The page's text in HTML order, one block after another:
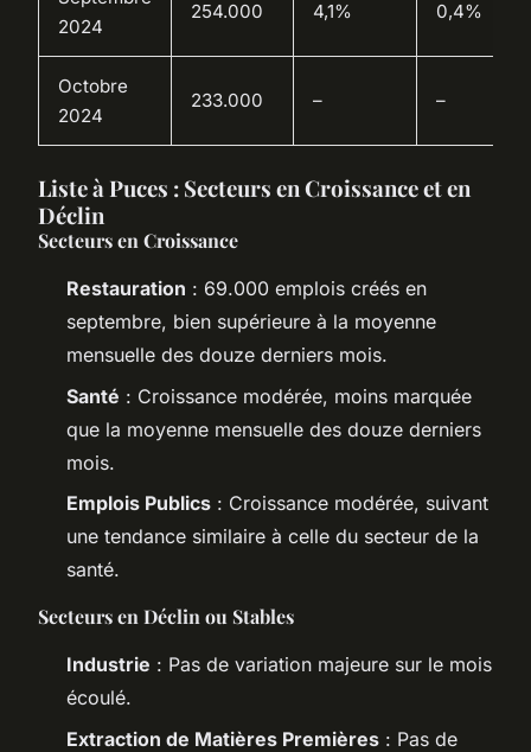
2024
254.000 4,1% 0,4%
Octobre
2024
233.000 – –
Liste à Puces : Secteurs en Croissance et en
Déclin
Secteurs en Croissance
Restauration : 69.000 emplois créés en
septembre, bien supérieure à la moyenne
mensuelle des douze derniers mois.
Santé : Croissance modérée, moins marquée
que la moyenne mensuelle des douze derniers
mois.
Emplois Publics : Croissance modérée, suivant
une tendance similaire à celle du secteur de la
santé.
Secteurs en Déclin ou Stables
Industrie : Pas de variation majeure sur le mois
écoulé.
Extraction de Matières Premières : Pas de